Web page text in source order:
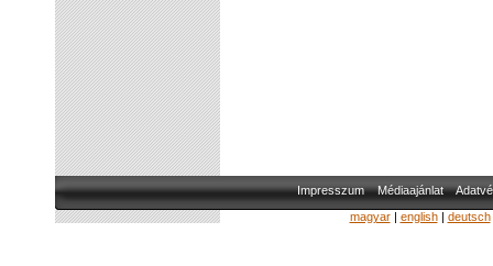
Impresszum Médiaajánlat
magyar| english| deutsch